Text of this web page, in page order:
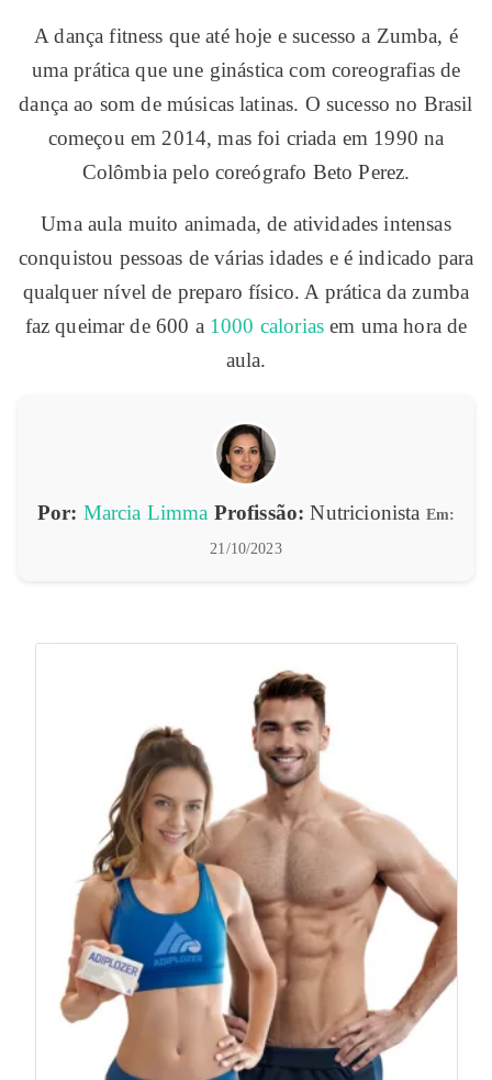
A dança fitness que até hoje e sucesso a Zumba, é
uma prática que une ginástica com coreografias de
dança ao som de músicas latinas. O sucesso no Brasil
começou em 2014, mas foi criada em 1990 na
Colômbia pelo coreógrafo Beto Perez.
Uma aula muito animada, de atividades intensas
conquistou pessoas de várias idades e é indicado para
qualquer nível de preparo físico. A prática da zumba
faz queimar de 600 a 1000 caloriasem uma hora de
aula.
Por: Marcia Limma Profissão: Nutricionista Em:
21/10/2023